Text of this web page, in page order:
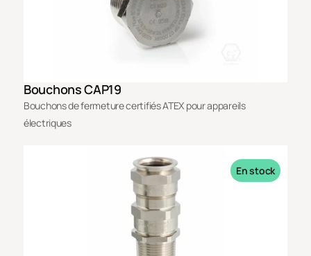
Bouchons CAP19
Bouchons de fermeture certifiés ATEX pour appareils
électriques
En stock